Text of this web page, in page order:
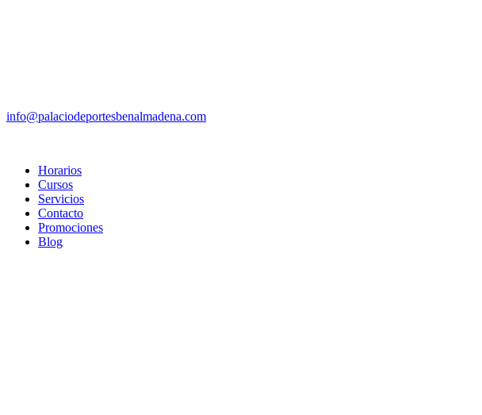
info@palaciodeportesbenalmadena.com
Horarios
Cursos
Servicios
Contacto
Promociones
Blog